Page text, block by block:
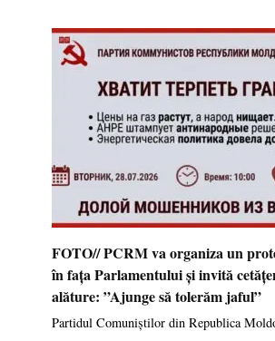
FOTO// PCRM va organiza un
în fața Parlamentului și invită
alăture: ”Ajunge să tolerăm jaful”
Partidul Comuniștilor din Republica